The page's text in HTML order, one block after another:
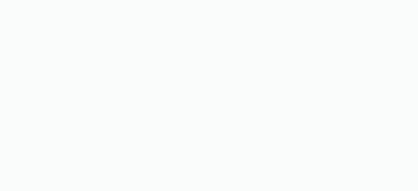
implementar um SGSI de acordo com a ISO 27001.
para implementar várias normas e regulamentos para seus clientes.